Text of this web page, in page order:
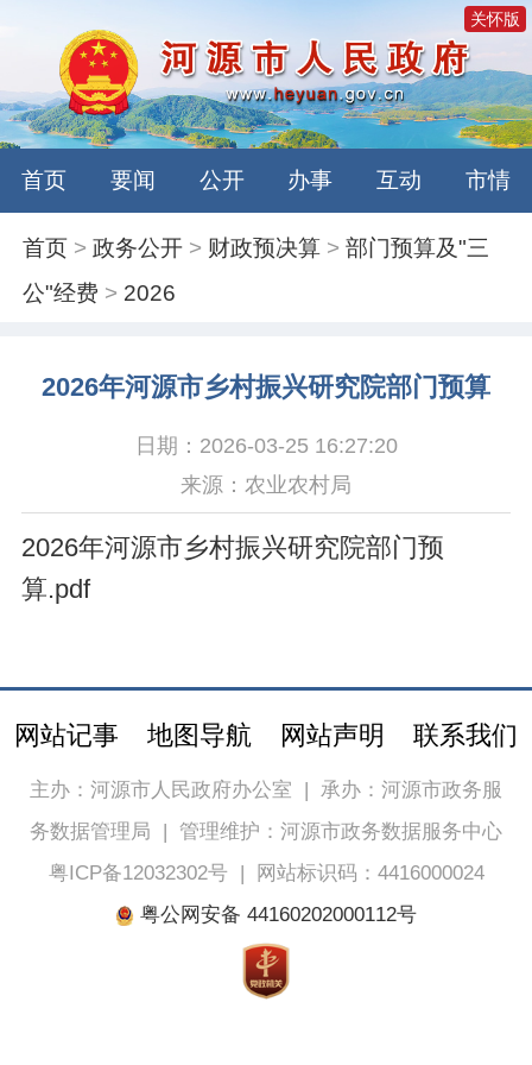
关怀版
首页 要闻 公开 办事 互动 市情
首页 >政务公开 > 财政预决算 >部门预算及"三
公"经费 > 2026
2026年河源市乡村振兴研究院部门预算
日期：2026-03-25 16:27:20
来源：农业农村局
2026年河源市乡村振兴研究院部门预
算.pdf
网站记事 地图导航 网站声明 联系我们
主办：河源市人民政府办公室 | 承办：河源市政务服
务数据管理局 | 管理维护：河源市政务数据服务中心
粤ICP备12032302号|
网站标识码：4416000024
粤公网安备 44160202000112号